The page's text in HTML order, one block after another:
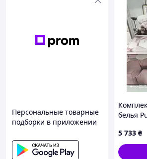
Персональные товарные
подборки в приложении
белья
5 733 ₴